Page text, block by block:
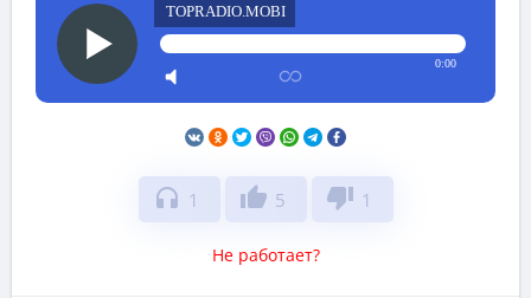
TOPRADIO.MOBI
0:00
headphones 1 thumb_up 5 thumb_down 1
Не работает?